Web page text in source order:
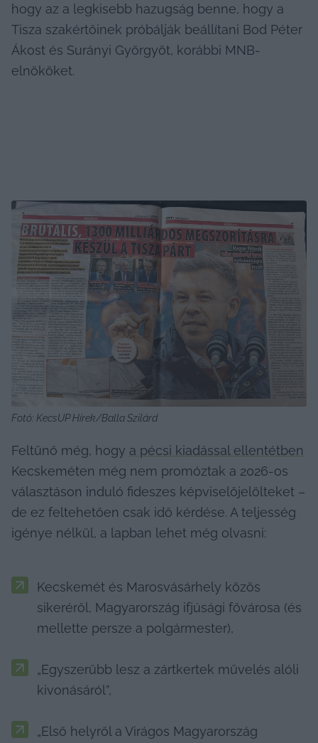
hogy az a legkisebb hazugság benne, hogy a
Tisza szakértőinek próbálják beállítani Bod Péter
Ákost és Surányi Györgyöt, korábbi MNB-
elnököket.
Fotó: KecsUP Hírek/Balla Szilárd
Feltűnő még, hogy a pécsi kiadással ellentétben
Kecskeméten még nem promóztak a 2026-os
választáson induló fideszes képviselőjelölteket –
de ez feltehetően csak idő kérdése. A teljesség
igénye nélkül, a lapban lehet még olvasni:
Kecskemét és Marosvásárhely közös
sikeréről, Magyarország ifjúsági fővárosa (és
mellette persze a polgármester),
„Egyszerűbb lesz a zártkertek művelés alóli
kivonásáról”,
„Első helyről a Virágos Magyarország